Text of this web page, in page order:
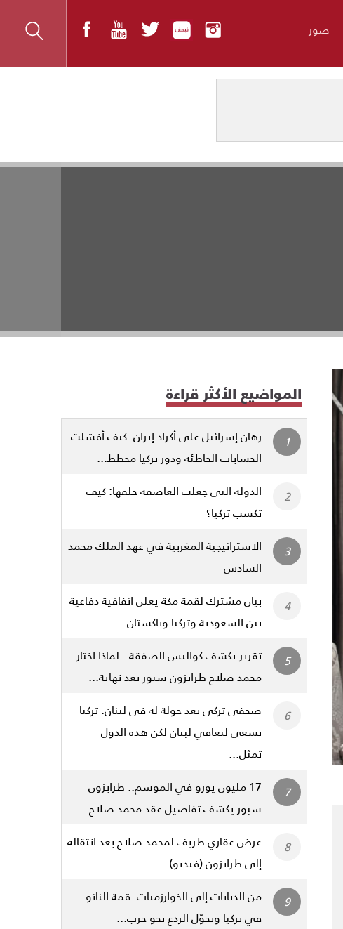
صور
المواضيع الأكثر قراءة
رهان إسرائيل على أكراد إيران: كيف أفشلت
الحسابات الخاطئة ودور تركيا مخطط...
الدولة التي جعلت العاصفة خلفها: كيف
تكسب تركيا؟
الاستراتيجية المغربية في عهد الملك محمد
السادس
بيان مشترك لقمة مكة يعلن اتفاقية دفاعية
بين السعودية وتركيا وباكستان
تقرير يكشف كواليس الصفقة.. لماذا اختار
محمد صلاح طرابزون سبور بعد نهاية...
صحفي تركي بعد جولة له في لبنان: تركيا
تسعى لتعافي لبنان لكن هذه الدول
تمثل...
17 مليون يورو في الموسم.. طرابزون
سبور يكشف تفاصيل عقد محمد صلاح
عرض عقاري طريف لمحمد صلاح بعد انتقاله
إلى طرابزون (فيديو)
من الدبابات إلى الخوارزميات: قمة الناتو
في تركيا وتحوّل الردع نحو حرب...